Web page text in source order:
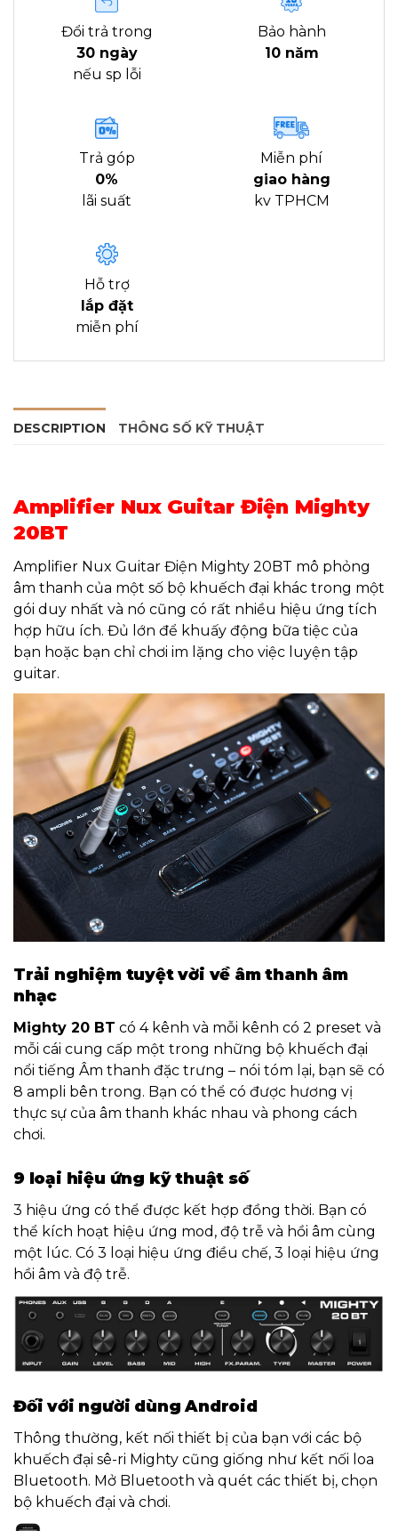
Đổi trả trong
30 ngày
nếu sp lỗi
Bảo hành
10 năm
Trả góp
0%
lãi suất
Miễn phí
giao hàng
kv TPHCM
Hỗ trợ
lắp đặt
miễn phí
DESCRIPTION THÔNG SỐ KỸ THUẬT
Amplifier Nux Guitar Điện Mighty
20BT
Amplifier Nux Guitar Điện Mighty 20BT mô phỏng
âm thanh của một số bộ khuếch đại khác trong một
gói duy nhất và nó cũng có rất nhiều hiệu ứng tích
hợp hữu ích. Đủ lớn để khuấy động bữa tiệc của
bạn hoặc bạn chỉ chơi im lặng cho việc luyện tập
guitar.
Trải nghiệm tuyệt vời về âm thanh âm
nhạc
Mighty 20 BT có 4 kênh và mỗi kênh có 2 preset và
mỗi cái cung cấp một trong những bộ khuếch đại
nổi tiếng Âm thanh đặc trưng – nói tóm lại, bạn sẽ có
8 ampli bên trong. Bạn có thể có được hương vị
thực sự của âm thanh khác nhau và phong cách
chơi.
9 loại hiệu ứng kỹ thuật số
3 hiệu ứng có thể được kết hợp đồng thời. Bạn có
thể kích hoạt hiệu ứng mod, độ trễ và hồi âm cùng
một lúc. Có 3 loại hiệu ứng điều chế, 3 loại hiệu ứng
hồi âm và độ trễ.
Đối với người dùng Android
Thông thường, kết nối thiết bị của bạn với các bộ
khuếch đại sê-ri Mighty cũng giống như kết nối loa
Bluetooth. Mở Bluetooth và quét các thiết bị, chọn
bộ khuếch đại và chơi.